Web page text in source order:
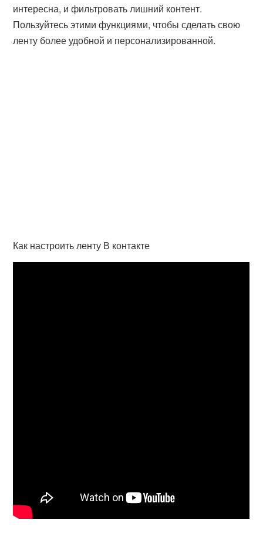
интересна, и фильтровать лишний контент.
Пользуйтесь этими функциями, чтобы сделать свою
ленту более удобной и персонализированной.
Как настроить ленту В контакте